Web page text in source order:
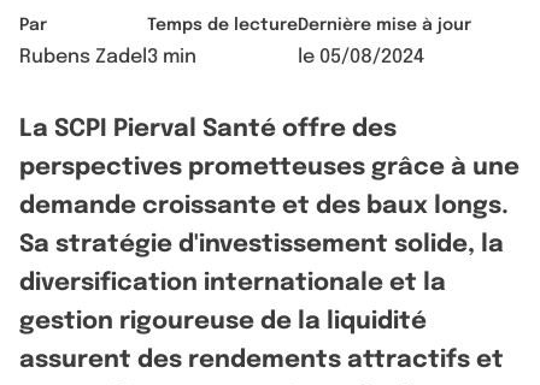
Par
Rubens Zadel
Temps de lecture
3 min
Dernière mise à jour
le 05/08/2024
La SCPI Pierval Santé offre des
perspectives prometteuses grâce à une
demande croissante et des baux longs.
Sa stratégie d'investissement solide, la
diversification internationale et la
gestion rigoureuse de la liquidité
assurent des rendements attractifs et